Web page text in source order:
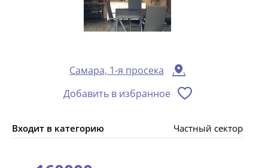
Самара, 1-я просека
Добавить в избранное
Входит в категорию Частный сектор